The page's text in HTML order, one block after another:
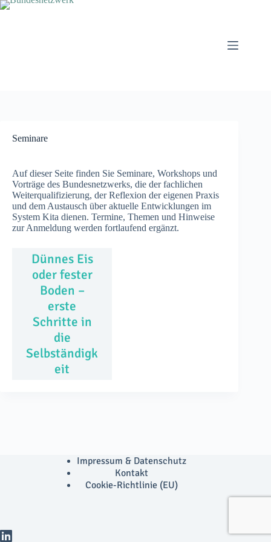
Zum
Seminare
Auf dieser Seite finden Sie Seminare, Workshops und
Vorträge des Bundesnetzwerks, die der fachlichen
Weiterqualifizierung, der Reflexion der eigenen Praxis
und dem Austausch über aktuelle Entwicklungen im
System Kita dienen. Termine, Themen und Hinweise
zur Anmeldung werden fortlaufend ergänzt.
Dünnes Eis
oder fester
Boden –
erste
Schritte in
die
Selbständigk
eit
Impressum & Datenschutz
Kontakt
Cookie-Richtlinie (EU)